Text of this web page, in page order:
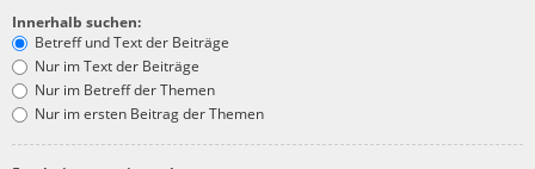
Innerhalb suchen:
Betreff und Text der Beiträge
Nur im Text der Beiträge
Nur im Betreff der Themen
Nur im ersten Beitrag der Themen